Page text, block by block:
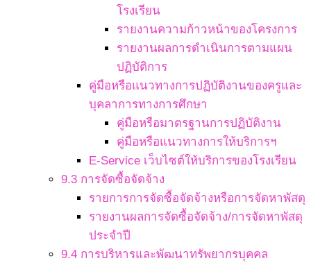
โรงเรียน
รายงานความก้าวหน้าของโครงการ
รายงานผลการดำเนินการตามแผน
ปฏิบัติการ
คู่มือหรือแนวทางการปฏิบัติงานของครูและ
บุคลาการทางการศึกษา
คู่มือหรือมาตรฐานการปฏิบัติงาน
คู่มือหรือแนวทางการให้บริการฯ
E-Service เว็บไซต์ให้บริการของโรงเรียน
9.3 การจัดซื้อจัดจ้าง
รายการการจัดซื้อจัดจ้างหรือการจัดหาพัสดุ
รายงานผลการจัดซื้อจัดจ้าง/การจัดหาพัสดุ
ประจำปี
9.4 การบริหารและพัฒนาทรัพยากรบุคคล